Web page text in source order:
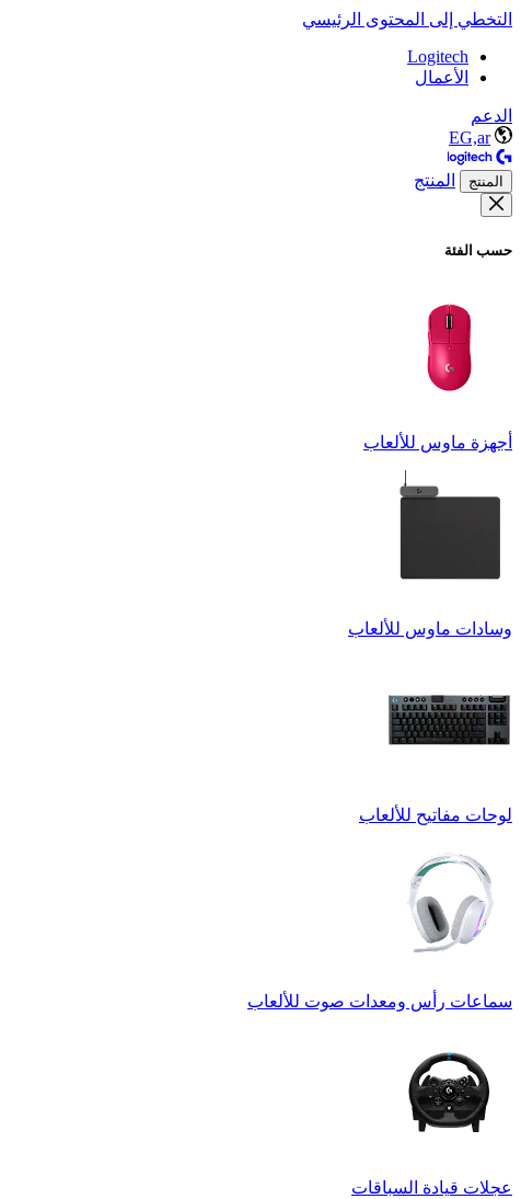
التخطي إلى المحتوى الرئيسي
Logitech
الأعمال
الدعم
EG,ar
المنتج المنتج
حسب الفئة
أجهزة ماوس للألعاب
وسادات ماوس للألعاب
لوحات مفاتيح للألعاب
سماعات رأس ومعدات صوت للألعاب
عجلات قيادة السباقات